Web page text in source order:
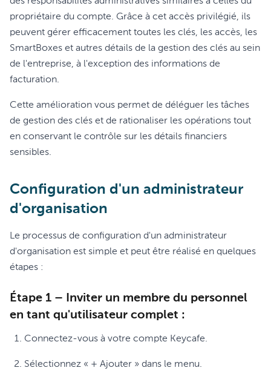
propriétaire du compte. Grâce à cet accès privilégié, ils
peuvent gérer efficacement toutes les clés, les accès, les
SmartBoxes et autres détails de la gestion des clés au sein
de l'entreprise, à l'exception des informations de
facturation.
Cette amélioration vous permet de déléguer les tâches
de gestion des clés et de rationaliser les opérations tout
en conservant le contrôle sur les détails financiers
sensibles.
Configuration d'un administrateur
d'organisation
Le processus de configuration d'un administrateur
d'organisation est simple et peut être réalisé en quelques
étapes :
Étape 1 – Inviter un membre du personnel
en tant qu'utilisateur complet :
Connectez-vous à votre compte Keycafe.
Sélectionnez « + Ajouter » dans le menu.